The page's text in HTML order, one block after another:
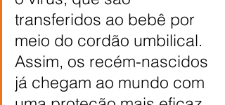
transferidos ao bebê por
meio do cordão umbilical.
Assim, os recém-nascidos
já chegam ao mundo com